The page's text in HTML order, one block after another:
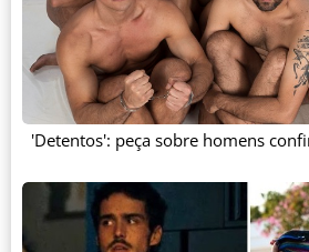
'Detentos': peça sobre homens